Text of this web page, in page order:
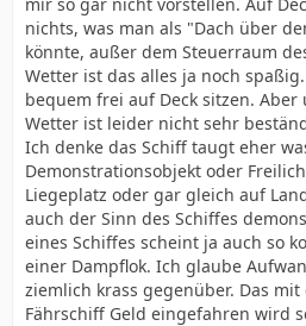
nichts, was man als "Dach über
könnte, außer dem Steuerraum
Wetter ist das alles ja noch
bequem frei auf Deck sitzen.
Wetter ist leider nicht sehr
Ich denke das Schiff taugt eher
Demonstrationsobjekt oder
Liegeplatz oder gar gleich auf
auch der Sinn des Schiffes
eines Schiffes scheint ja auch so
einer Dampflok. Ich glaube
ziemlich krass gegenüber. Das
Fährschiff Geld eingefahren wird